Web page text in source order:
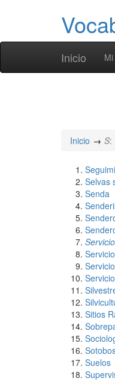
Inicio
Inicio S:
Selvas
Senda
Sitios
Suelos